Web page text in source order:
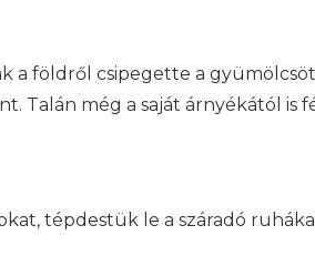
a földről csipegette a
Talán még a saját árnyékától is
tépdestük le a száradó